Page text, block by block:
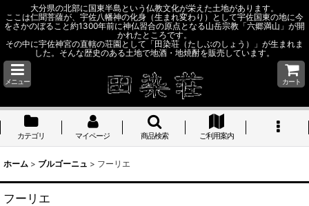
大分県の北部に国東半島という仏教文化が栄えた土地があります。
ここは仁聞菩薩が、宇佐八幡神の化身（生まれ変わり）として宇佐国東の地に今
をさかのぼること約1300年前に神仏習合の原点となる山岳宗教「六郷満山」が開
かれたところです。
その中に宇佐神宮の直轄の荘園として「田染荘（たしぶのしょう）」が生まれま
した。そんな歴史のある土地で地酒・地焼酎を販売しています。
メニュー カート
カテゴリ マイページ 商品検索 ご利用案内
ホーム > ブルゴーニュ > フーリエ
フーリエ